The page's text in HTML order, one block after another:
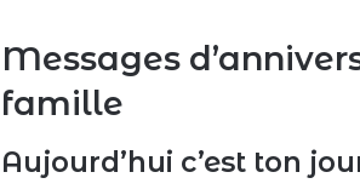
Messages
famille
Aujourd’hui c’est ton